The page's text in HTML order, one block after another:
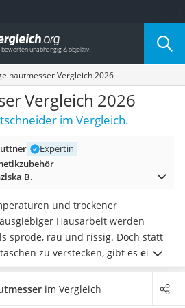
Kategorie
Vergleich 2026
Vergleich 2026
im Vergleich.
Expertin
B.
und trockener
Hausarbeit werden
spröde, rau und rissig. Doch statt
zu verstecken, gibt es einige
top gepflegt aussehen zu lassen.
Nagelhautmesser und/oder einem
im Vergleich